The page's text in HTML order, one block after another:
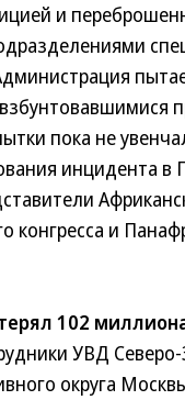
и
пока не
инцидента в
конгресса и
102
УВД Северо-
округа